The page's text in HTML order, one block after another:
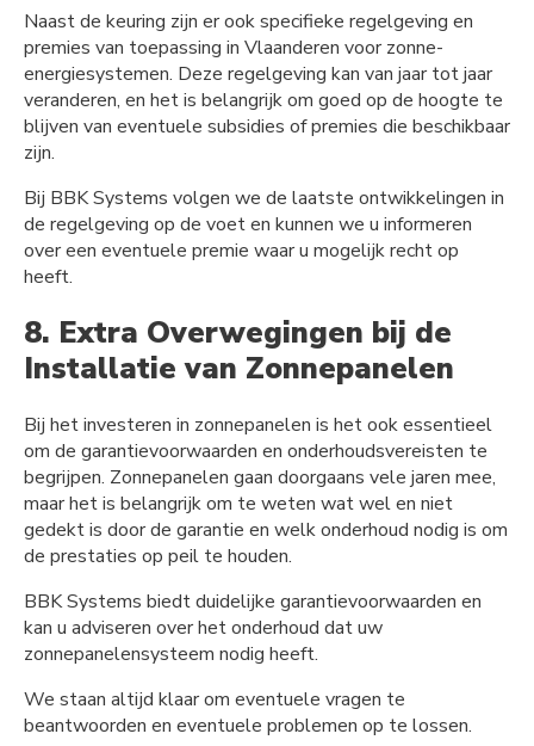
Naast de keuring zijn er ook specifieke regelgeving en
premies van toepassing in Vlaanderen voor zonne-
energiesystemen. Deze regelgeving kan van jaar tot jaar
veranderen, en het is belangrijk om goed op de hoogte te
blijven van eventuele subsidies of premies die beschikbaar
zijn.
Bij BBK Systems volgen we de laatste ontwikkelingen in
de regelgeving op de voet en kunnen we u informeren
over een eventuele premie waar u mogelijk recht op
heeft.
8. Extra Overwegingen bij de
Installatie van Zonnepanelen
Bij het investeren in zonnepanelen is het ook essentieel
om de garantievoorwaarden en onderhoudsvereisten te
begrijpen. Zonnepanelen gaan doorgaans vele jaren mee,
maar het is belangrijk om te weten wat wel en niet
gedekt is door de garantie en welk onderhoud nodig is om
de prestaties op peil te houden.
BBK Systems biedt duidelijke garantievoorwaarden en
kan u adviseren over het onderhoud dat uw
zonnepanelensysteem nodig heeft.
We staan altijd klaar om eventuele vragen te
beantwoorden en eventuele problemen op te lossen.